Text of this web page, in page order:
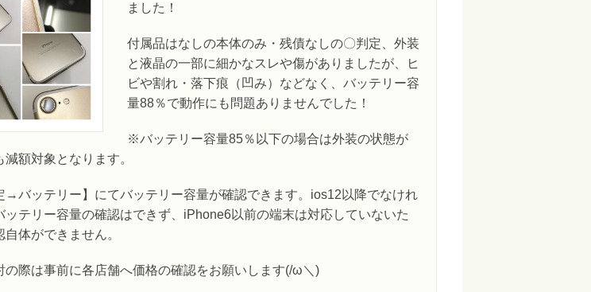
ました！
付属品はなしの本体のみ・残債なしの〇判定、外装
と液晶の一部に細かなスレや傷がありましたが、ヒ
ビや割れ・落下痕（凹み）などなく、バッテリー容
量88％で動作にも問題ありませんでした！
※バッテリー容量85％以下の場合は外装の状態が
額対象となります。
→バッテリー】にてバッテリー容量が確認できます。ios12以降でなけれ
ッテリー容量の確認はできず、iPhone6以前の端末は対応していないた
体ができません。
の際は事前に各店舗へ価格の確認をお願いします(/ω＼)